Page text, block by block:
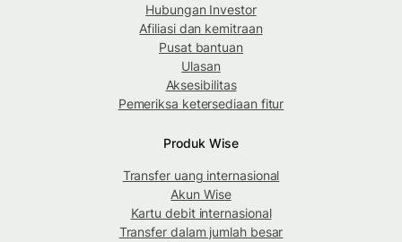
Hubungan Investor
Afiliasi dan kemitraan
Pusat bantuan
Ulasan
Aksesibilitas
Pemeriksa ketersediaan fitur
Produk Wise
Transfer uang internasional
Akun Wise
Kartu debit internasional
Transfer dalam jumlah besar